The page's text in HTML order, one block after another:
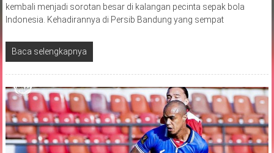
kembali menjadi sorotan besar di kalangan pecinta sepak bola
Indonesia. Kehadirannya di Persib Bandung yang sempat
Baca selengkapnya